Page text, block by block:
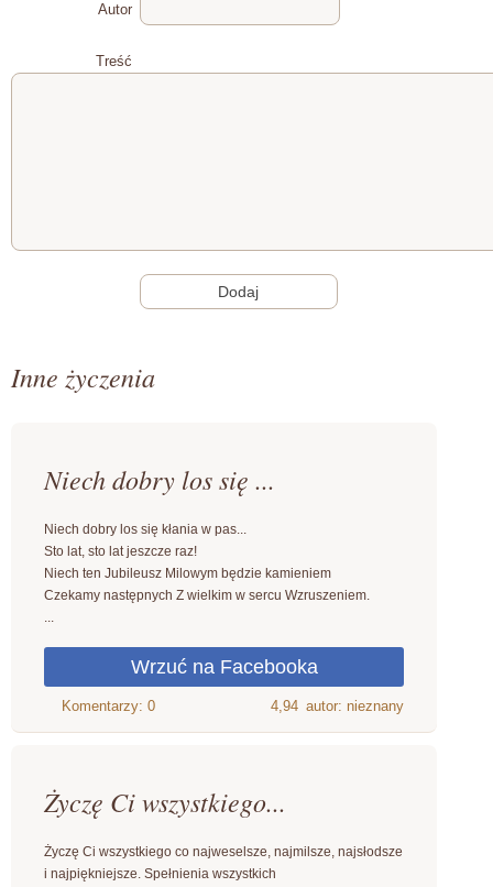
Autor
Treść
Inne życzenia
Niech dobry los się ...
Niech dobry los się kłania w pas...
Sto lat, sto lat jeszcze raz!
Niech ten Jubileusz Milowym będzie kamieniem
Czekamy następnych Z wielkim w sercu Wzruszeniem.
...
4,94 autor: nieznany
Życzę Ci wszystkiego...
Życzę Ci wszystkiego co najweselsze, najmilsze, najsłodsze
i najpiękniejsze. Spełnienia wszystkich